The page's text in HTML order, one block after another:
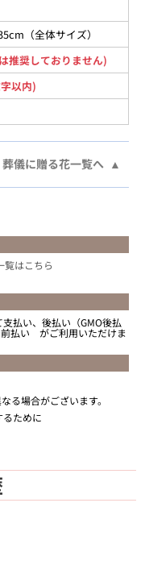
（全体サイズ）
推奨しておりません)
以内)
儀に贈る花一覧へ
覧はこちら
払い、後払い（GMO後払
払い がご利用いただけま
る場合がございます。
ために